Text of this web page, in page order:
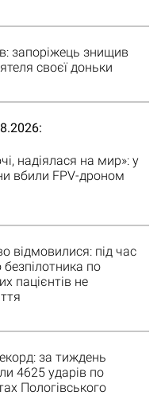
запоріжець знищив
своєї доньки
надіялася на мир»: у
вбили FPV-дроном
відмовилися: під час
по
пацієнтів не
за тиждень
4625 ударів по
Пологівського